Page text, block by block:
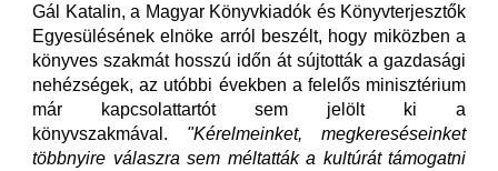
Gál Katalin, a Magyar Könyvkiadók és Könyvterjesztők
Egyesülésének elnöke arról beszélt, hogy miközben a
könyves szakmát hosszú időn át sújtották a gazdasági
nehézségek, az utóbbi években a felelős minisztérium
már kapcsolattartót sem jelölt ki a
könyvszakmával. "Kérelmeinket, megkereséseinket
többnyire válaszra sem méltatták a kultúrát támogatni